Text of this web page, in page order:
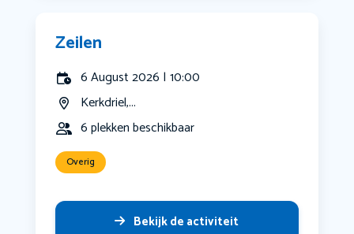
Zeilen
6 August 2026 | 10:00
Kerkdriel,...
6 plekken beschikbaar
Overig
Bekijk de activiteit